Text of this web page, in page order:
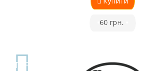
60 грн.
TOP